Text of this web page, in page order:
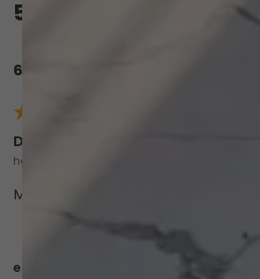
5.0
6 avaliações
Débora R.
há 3 meses
Maio lindo de boa qualidade 😍
esta avaliação foi útil?